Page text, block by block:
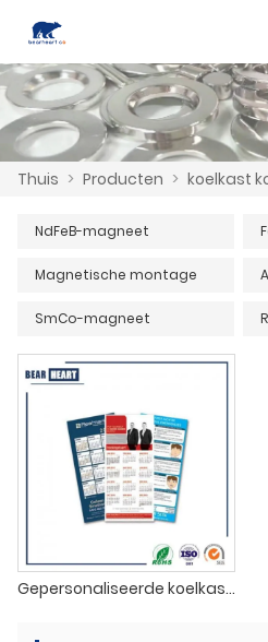
Thuis > Producten > koelkast
NdFeB-magneet
Magnetische montage
SmCo-magneet
Gepersonaliseerde koelkastmagneten